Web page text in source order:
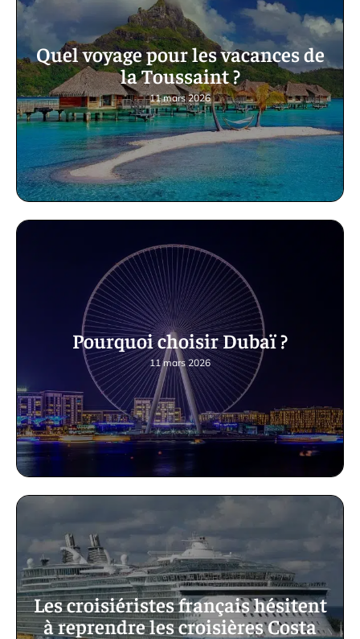
Quel voyage pour les vacances de
la Toussaint ?
11 mars 2026
Pourquoi choisir Dubaï ?
11 mars 2026
Les croisiéristes français hésitent
à reprendre les croisières Costa